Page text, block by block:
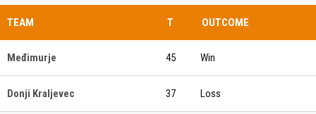
TEAM T OUTCOME
Međimurje 45 Win
Donji Kraljevec 37 Loss